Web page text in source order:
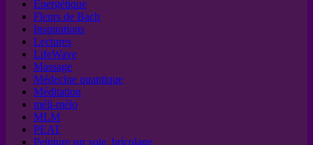
Energétique
Fleurs de Bach
Inspirations
Lectures
LifeWave
Massage
Médecine quantique
Méditation
méli-mélo
MLM
PEAT
Peinture sur soie, bricolage